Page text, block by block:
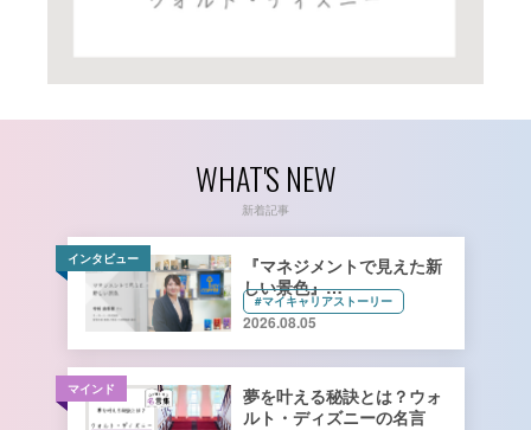
WHAT'S NEW
新着記事
インタビュー
『マネジメントで見えた新
しい景色』
キーコーヒー株式会社 管理
本部 総務人事部 人財開発
課長 寺﨑由香里さん【前
編】
#マイキャリアストーリー
2026.08.05
マインド
夢を叶える秘訣とは？ウォ
ルト・ディズニーの名言